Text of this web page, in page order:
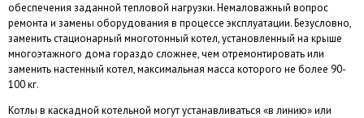
обеспечения заданной тепловой нагрузки. Немаловажный вопрос
ремонта и замены оборудования в процессе эксплуатации. Безусловно,
заменить стационарный многотонный котел, установленный на крыше
многоэтажного дома гораздо сложнее, чем отремонтировать или
заменить настенный котел, максимальная масса которого не более 90-
100 кг.
Котлы в каскадной котельной могут устанавливаться «в линию» или